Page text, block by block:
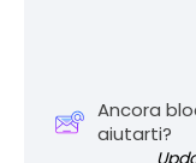
Ancora
aiutarti?